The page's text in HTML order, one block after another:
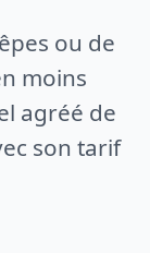
ou de
moins
agréé de
son tarif